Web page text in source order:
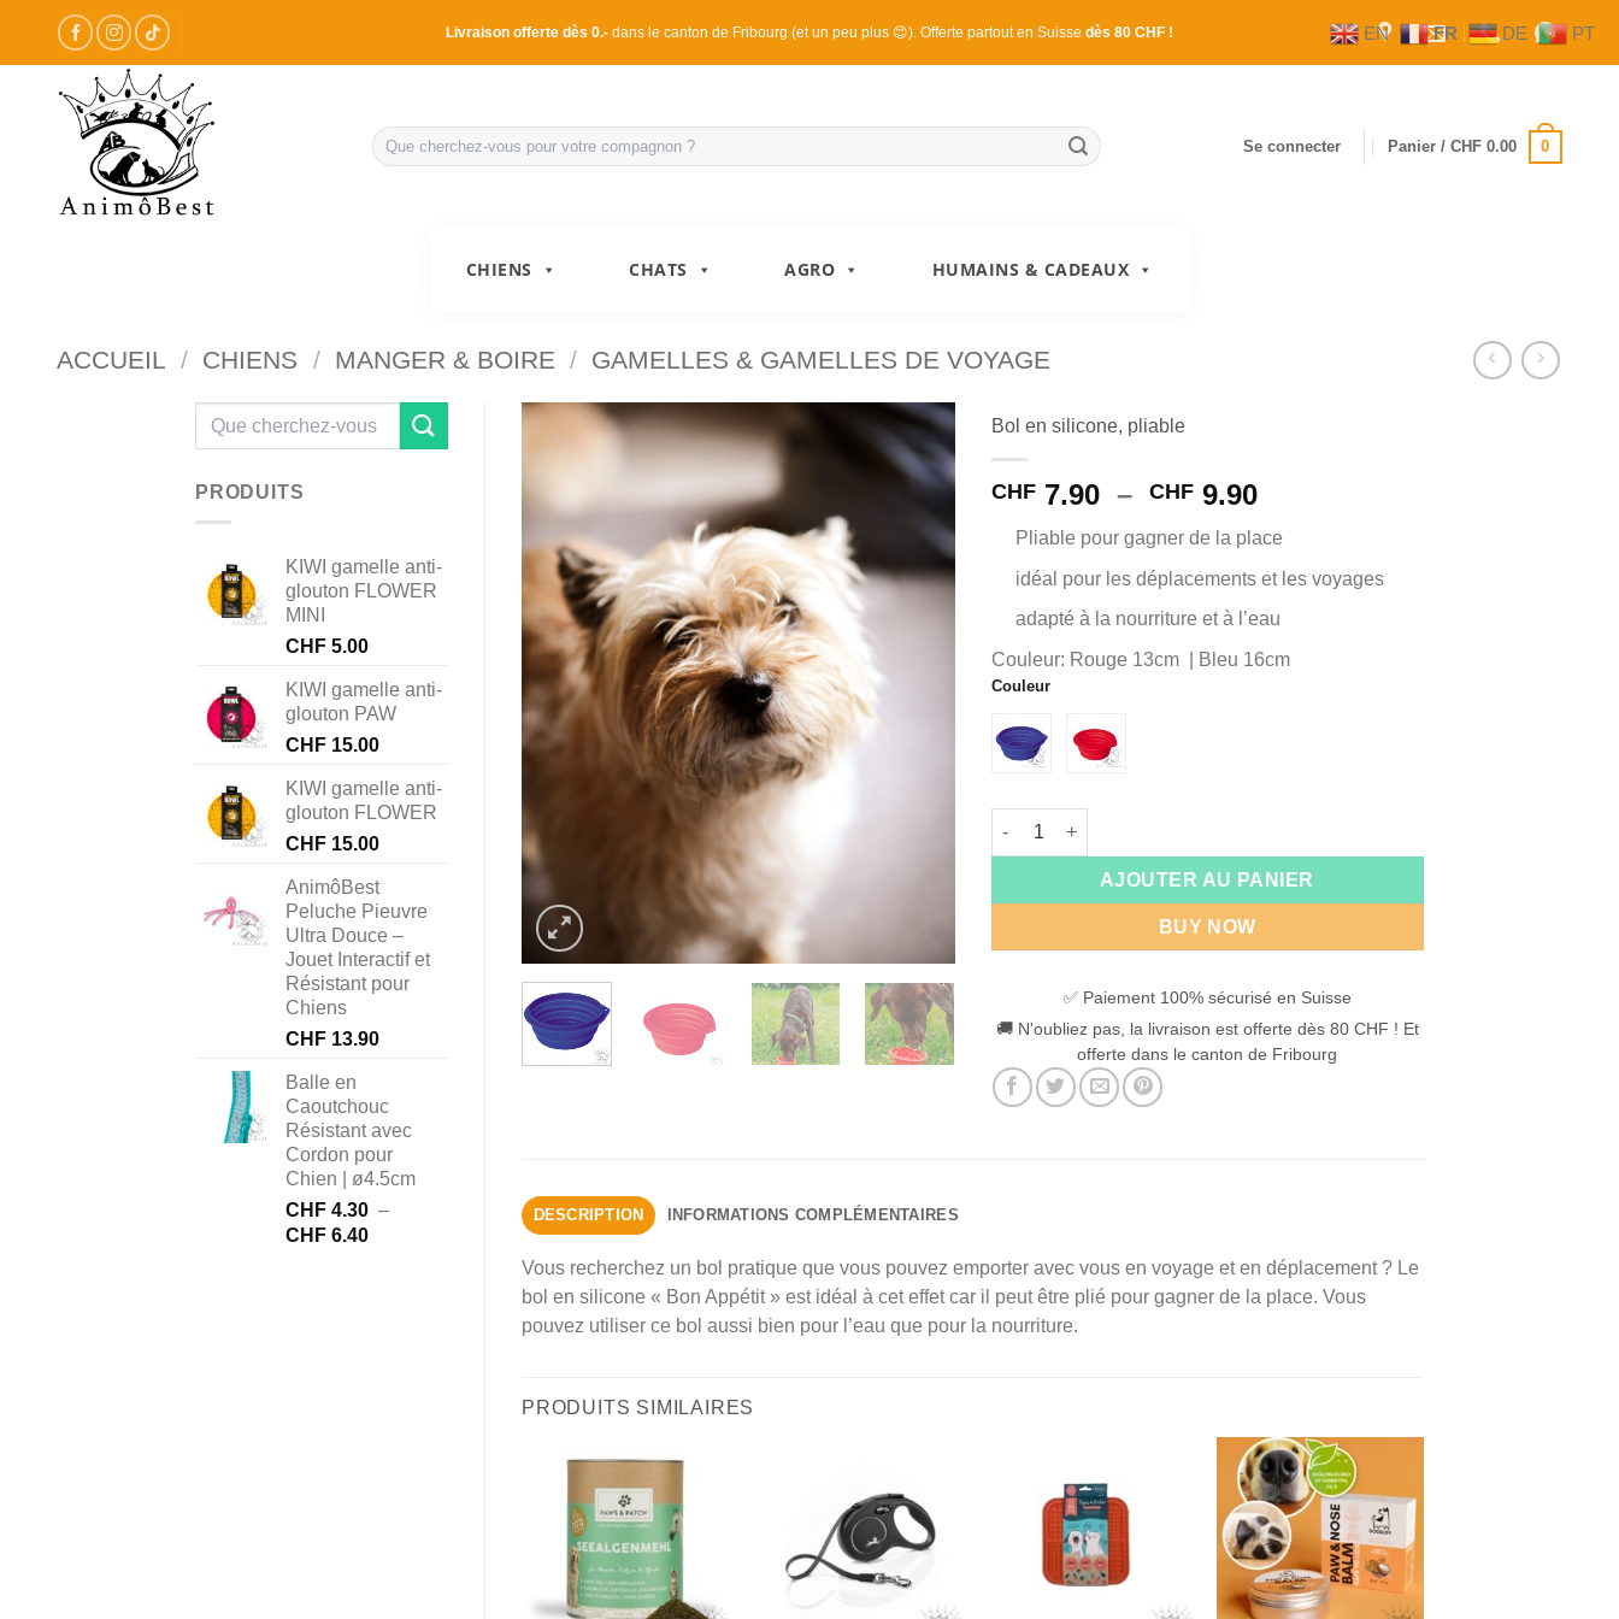
contenu
Livraison offerte dès 0.- dans le canton de Fribourg (et un peu plus 😊). Offerte partout en Suisse dès 80 CHF !
Recherche
pour :
Se connecter Panier / CHF0.00 0
CHIENS CHATS AGRO HUMAINS & CADEAUX
ACCUEIL / CHIENS / MANGER & BOIRE / GAMELLES & GAMELLES DE VOYAGE
pour :
PRODUITS
KIWI gamelle anti-
glouton FLOWER
MINI
CHF 5.00
KIWI gamelle anti-
glouton PAW
CHF 15.00
KIWI gamelle anti-
glouton FLOWER
CHF 15.00
AnimôBest
Peluche Pieuvre
Ultra Douce –
Jouet Interactif et
Résistant pour
Chiens
CHF 13.90
Balle en
Caoutchouc
Résistant avec
Cordon pour
Chien | ø4.5cm
CHF 4.30 –
CHF 6.40Plage
Bol en silicone, pliable
CHF7.90 – CHF9.90Plage
prix :
CHF 7.90
à
Pliable pour gagner de la place
idéal pour les déplacements et les voyages
adapté à la nourriture et à l’eau
Couleur: Rouge 13cm | Bleu 16cm
Couleur
AJOUTER AU PANIER
BUY NOW
Alternative:
✅ Paiement 100% sécurisé en Suisse
🚚 N'oubliez pas, la livraison est offerte dès 80 CHF ! Et
offerte dans le canton de Fribourg
DESCRIPTION INFORMATIONS COMPLÉMENTAIRES
Vous recherchez un bol pratique que vous pouvez emporter avec vous en voyage et en déplacement ? Le
bol en silicone « Bon Appétit » est idéal à cet effet car il peut être plié pour gagner de la place. Vous
pouvez utiliser ce bol aussi bien pour l’eau que pour la nourriture.
PRODUITS SIMILAIRES
EN FR DE PT